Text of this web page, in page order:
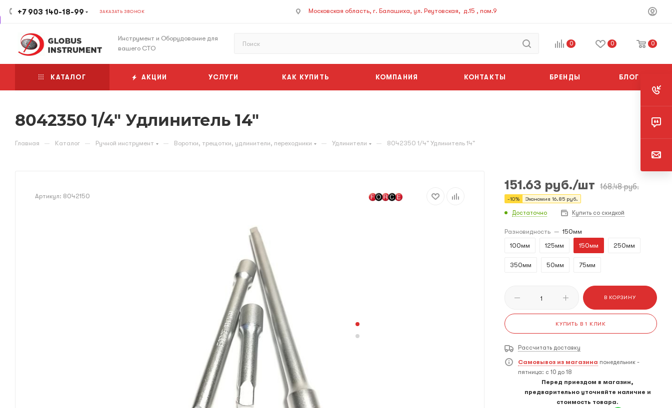
+7 903 140-18-99 ЗАКАЗАТЬ ЗВОНОК Московская область, г. Балашиха, ул. Реутовская, д.15 , пом.9
Инструмент и Оборудование для
вашего СТО
0 0 0
КАТАЛОГ АКЦИИ УСЛУГИ КАК КУПИТЬ КОМПАНИЯ КОНТАКТЫ БРЕНДЫ БЛОГ
8042350 1/4" Удлинитель 14"
Главная — Каталог — Ручной инструмент — Воротки, трещотки, удлинители, переходники — Удлинители — 8042350 1/4" Удлинитель 14"
Артикул: 8042150
151.63 руб./шт 168.48руб.
-10% Экономия 16.85 руб.
Достаточно Купить со скидкой
Разновидность — 150мм
100мм
125мм 150мм 250мм
350мм 50мм 75мм
В КОРЗИНУ
КУПИТЬ В 1 КЛИК
Рассчитать доставку
Самовывоз из магазина понедельник -
пятница: с 10 до 18
Перед приездом в магазин,
предварительно уточняйте наличие и
стоимость товара.